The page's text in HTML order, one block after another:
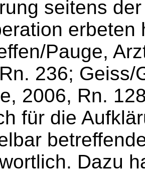
seitens
erbeten
Pauge,
236; Geiss/
2006, Rn.
für die
Dazu